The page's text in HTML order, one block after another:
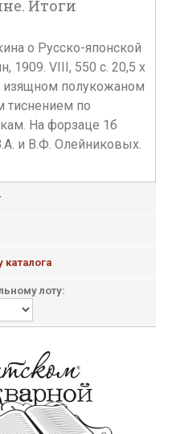
Итоги
о Русско-японской
1909. VIII, 550 с. 20,5 х
изящном полукожаном
тиснением по
На форзаце 1б
и В.Ф. Олейниковых.
лоту: